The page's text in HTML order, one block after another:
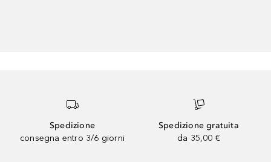
Spedizione
consegna entro 3/6 giorni
Spedizione gratuita
da 35,00 €